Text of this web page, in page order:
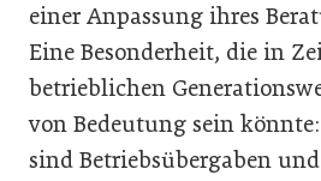
einer Anpassung ihres
Eine Besonderheit, die in
betrieblichen
von Bedeutung sein
sind Betriebsübergaben und